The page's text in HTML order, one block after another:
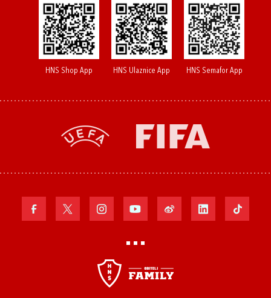
HNS Shop App HNS Ulaznice App HNS Semafor App